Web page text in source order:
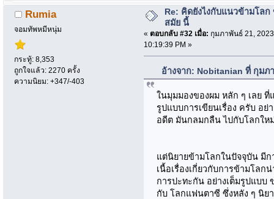
Rumia
จอมทัพหมีหนุ่ม
กระทู้: 8,353
ถูกใจแล้ว: 2270 ครั้ง
ความนิยม: +347/-403
Re: คิดยังไงกับแนวข้ามโลก
สมัย นี้
« ตอบกลับ #32 เมื่อ: กุมภาพันธ์ 21,
10:19:39 PM »
อ้างจาก: Nobitanian ที่ กุมภ
ในมุมมองของผม หลัก ๆ เลย
รูปแบบการเขียนเรื่อง ครับ อย่
อดีต มันกลมกลืน ไปกับโลกให
แต่นิยายข้ามโลกในปัจจุบัน มีก
เนื้อเรื่องเกี่ยวกับการข้ามโลก
การปะทะกัน อย่างเต็มรูปแบ
กับ โลกแฟนตาซี ซึ่งหลัง ๆ นิย